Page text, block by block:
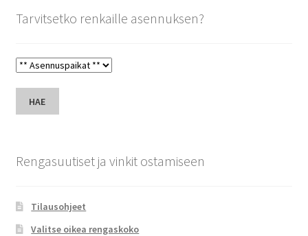
Tarvitsetko renkaille asennuksen?
HAE
Rengasuutiset ja vinkit ostamiseen
Tilausohjeet
Valitse oikea rengaskoko